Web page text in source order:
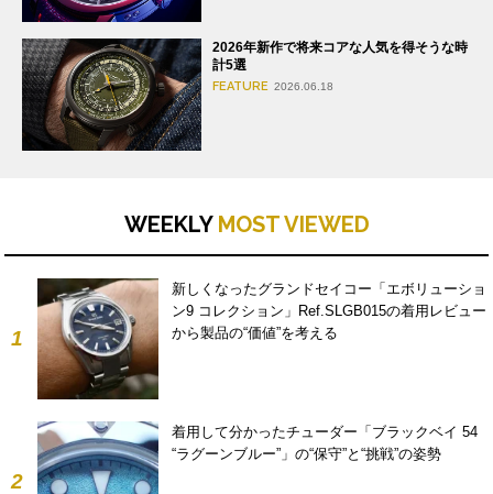
2026年新作で将来コアな人気を得そうな時
計5選
FEATURE 2026.06.18
WEEKLY MOST VIEWED
1
新しくなったグランドセイコー「エボリューショ
ン9 コレクション」Ref.SLGB015の着用レビュー
から製品の“価値”を考える
2
着用して分かったチューダー「ブラックベイ 54
“ラグーンブルー”」の“保守”と“挑戦”の姿勢